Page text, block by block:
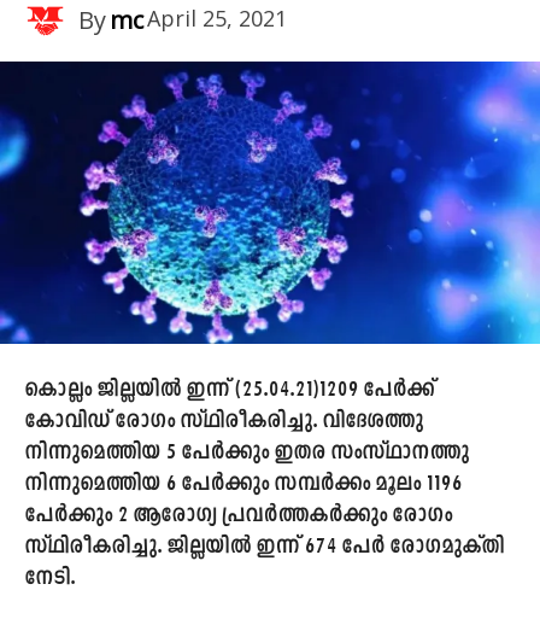
BymcApril 25, 2021
കൊല്ലം ജില്ലയിൽ ഇന്ന് (25.04.21)1209 പേർക്ക്
കോവിഡ് രോഗം സ്ഥിരീകരിച്ചു. വിദേശത്തു
നിന്നുമെത്തിയ 5 പേർക്കും ഇതര സംസ്ഥാനത്തു
നിന്നുമെത്തിയ 6 പേർക്കും സമ്പർക്കം മൂലം 1196
പേർക്കും 2 ആരോഗ്യ പ്രവർത്തകർക്കും രോഗം
സ്ഥിരീകരിച്ചു. ജില്ലയിൽ ഇന്ന് 674 പേർ രോഗമുക്തി
നേടി.